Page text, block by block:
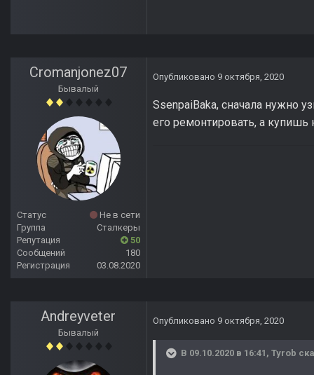
Cromanjonez07
Бывалый
Статус
Не в сети
Группа
Сталкеры
Репутация
50
Сообщений
180
Регистрация
03.08.2020
Опубликовано 9 октября, 2020
SsenpaiBaka, сначала нужно
его ремонтировать, а
Andreyveter
Бывалый
Опубликовано 9 октября, 2020
В 09.10.2020 в 16:41, Tyrob